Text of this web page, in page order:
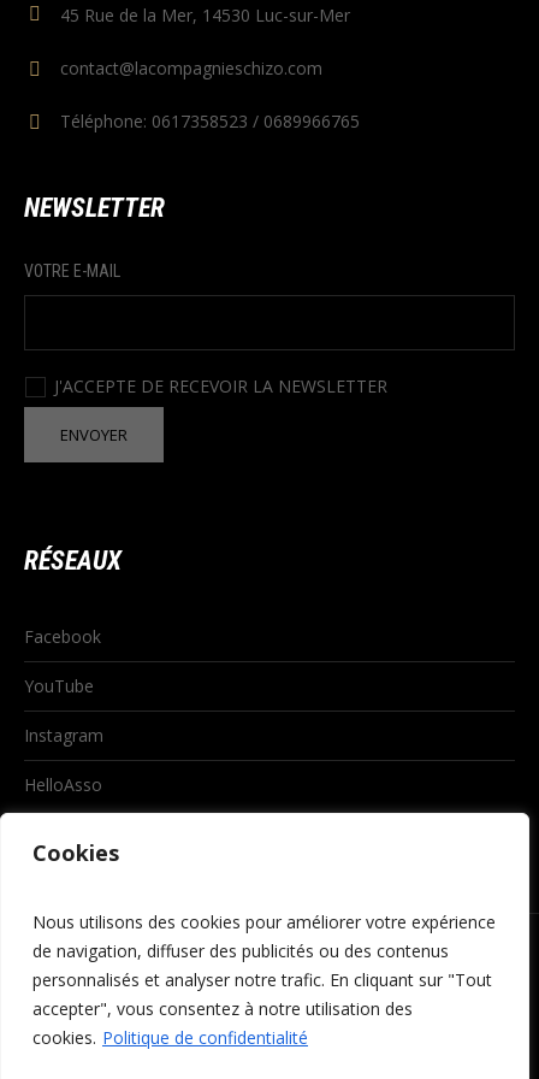
Cookies
Nous utilisons des cookies pour améliorer votre expérience
de navigation, diffuser des publicités ou des contenus
personnalisés et analyser notre trafic. En cliquant sur "Tout
accepter", vous consentez à notre utilisation des
cookies. Politique de confidentialité
45 Rue de la Mer, 14530 Luc-sur-Mer
contact@lacompagnieschizo.com
Téléphone: 0617358523 / 0689966765
NEWSLETTER
VOTRE E-MAIL
J'ACCEPTE DE RECEVOIR LA NEWSLETTER
RÉSEAUX
Facebook
YouTube
Instagram
HelloAsso